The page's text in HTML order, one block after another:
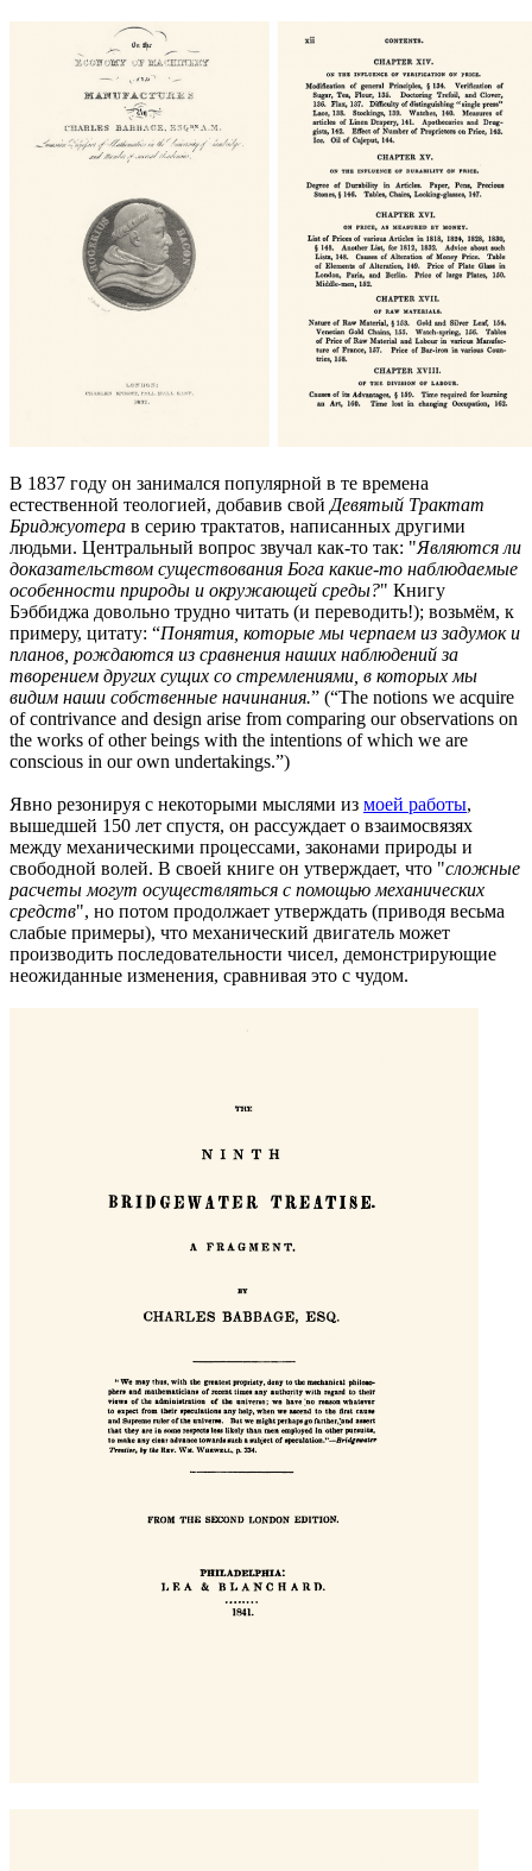
В 1837 году он занимался популярной в те времена
естественной теологией, добавив свой Девятый Трактат
Бриджуотера в серию трактатов, написанных другими
людьми. Центральный вопрос звучал как-то так: "Являются ли
доказательством существования Бога какие-то наблюдаемые
особенности природы и окружающей среды?" Книгу
Бэббиджа довольно трудно читать (и переводить!); возьмём, к
примеру, цитату: “Понятия, которые мы черпаем из задумок и
планов, рождаются из сравнения наших наблюдений за
творением других сущих со стремлениями, в которых мы
видим наши собственные начинания.” (“The notions we acquire
of contrivance and design arise from comparing our observations on
the works of other beings with the intentions of which we are
conscious in our own undertakings.”)
Явно резонируя с некоторыми мыслями из моей работы,
вышедшей 150 лет спустя, он рассуждает о взаимосвязях
между механическими процессами, законами природы и
свободной волей. В своей книге он утверждает, что "сложные
расчеты могут осуществляться с помощью механических
средств", но потом продолжает утверждать (приводя весьма
слабые примеры), что механический двигатель может
производить последовательности чисел, демонстрирующие
неожиданные изменения, сравнивая это с чудом.